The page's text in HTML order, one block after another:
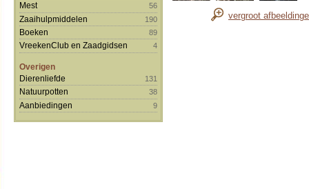
Mest 56
Zaaihulpmiddelen 190
Boeken 89
VreekenClub en Zaadgidsen 4
Overigen
Dierenliefde
131
Natuurpotten 38
Aanbiedingen 9
vergroot